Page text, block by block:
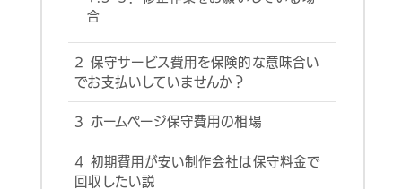
合
2 保守サービス費用を保険的な意味合い
でお支払いしていませんか？
3 ホームページ保守費用の相場
4 初期費用が安い制作会社は保守料金で
回収したい説